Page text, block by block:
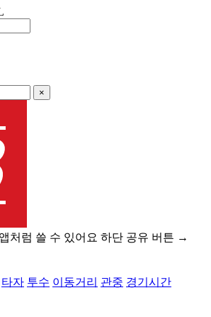
×
처럼 쓸 수 있어요 하단 공유 버튼 →
타자 투수 이동거리 관중 경기시간